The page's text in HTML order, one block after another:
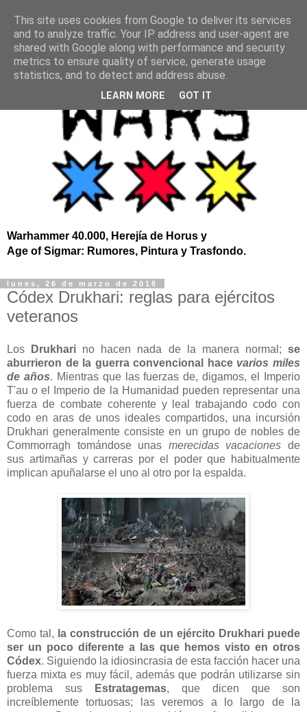
Warhammer 40.000, Herejía de Horus y
Age of Sigmar: Rumores, Pintura y Trasfondo.
lunes, 26 de marzo de 2018
Códex Drukhari: reglas para ejércitos
veteranos
Los Drukhari no hacen nada de la manera normal;se
aburrieron de la guerra convencional hace varios miles
de años. Mientras que las fuerzas de, digamos, el Imperio
T'au o el Imperio de la Humanidad pueden representar una
fuerza de combate coherente y leal trabajando codo con
codo en aras de unos ideales compartidos, una incursión
Drukhari generalmente consiste en un grupo de nobles de
Commorragh tomándose unas merecidas vacaciones de
sus artimañas y carreras por el poder que habitualmente
implican apuñalarse el uno al otro por la espalda.
Como tal, la construcción de un ejército Drukhari puede
ser un poco diferente a las que hemos visto en otros
Códex. Siguiendo la idiosincrasia de esta facción hacer una
fuerza mixta es muy fácil, además que podrán utilizarse sin
problema sus
Estratagemas, que dicen que son
increíblemente tortuosas; las veremos a lo largo de la
This site uses cookies from Google to deliver its services
and to analyze traffic. Your IP address and user-agent are
shared with Google along with performance and security
metrics to ensure quality of service, generate usage
statistics, and to detect and address abuse.
LEARN MORE GOT IT